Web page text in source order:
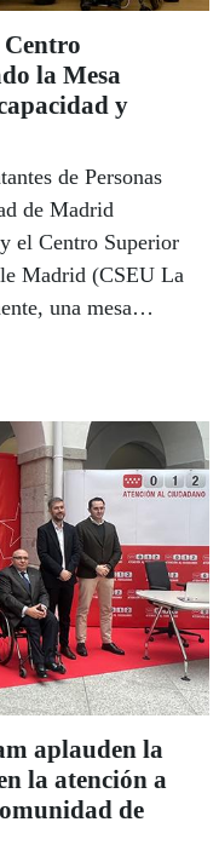
la Mesa
y
de Personas
de Madrid
el Centro Superior
Madrid (CSEU La
una mesa
la Mujer.
aplauden la
la atención a
de